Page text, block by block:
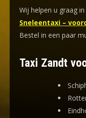
Wij helpen u graag
Sneleentaxi –
Bestel in een paar
Taxi Zandt